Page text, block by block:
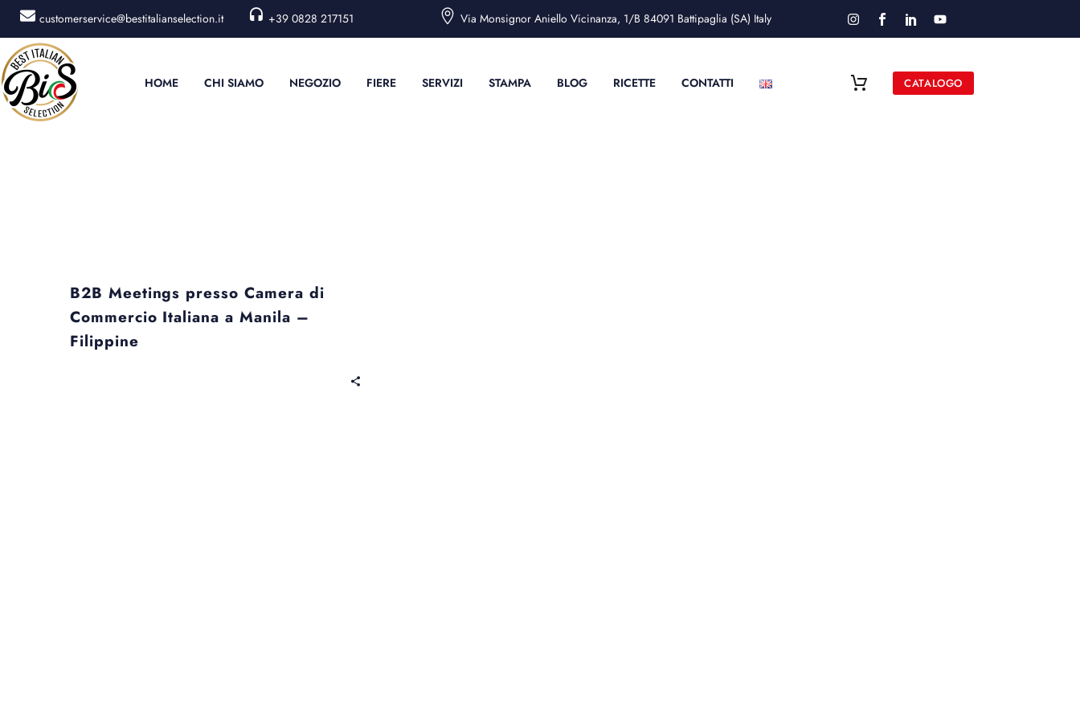
customerservice@bestitalianselection.it +39 0828 217151 Via Monsignor Aniello Vicinanza, 1/B 84091 Battipaglia (SA) Italy
CATALOGO
HOME CHI SIAMO NEGOZIO FIERE SERVIZI STAMPA BLOG RICETTE CONTATTI
B2B Meetings presso Camera di
Commercio Italiana a Manila –
Filippine